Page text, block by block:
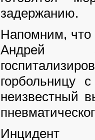
задержанию.
Напомним, что
Андрей
горбольницу
неизвестный